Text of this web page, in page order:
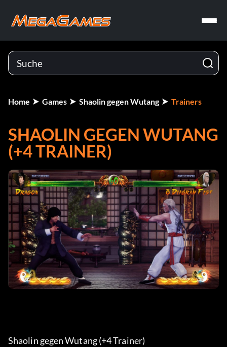
Home Games Shaolin gegen Wutang Trainers
SHAOLIN GEGEN WUTANG
(+4 TRAINER)
Shaolin gegen Wutang (+4 Trainer)